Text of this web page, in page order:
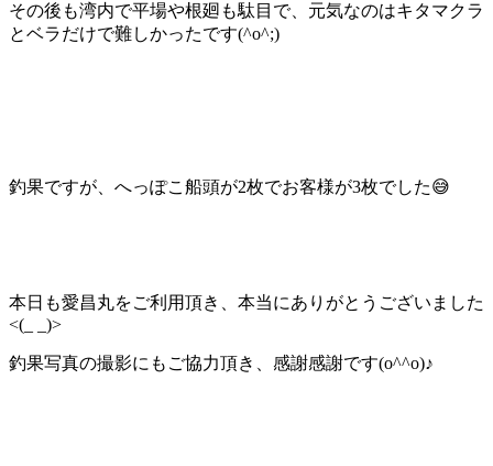
その後も湾内で平場や根廻も駄目で、元気なのはキタマクラ
とベラだけで難しかったです(^o^;)
釣果ですが、へっぽこ船頭が2枚でお客様が3枚でした😅
本日も愛昌丸をご利用頂き、本当にありがとうございました
<(_ _)>
釣果写真の撮影にもご協力頂き、感謝感謝です(o^^o)♪